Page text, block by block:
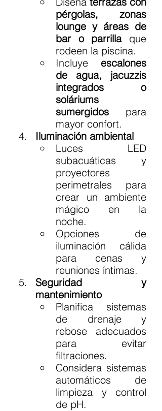
pérgolas, zonas
lounge y áreas de
bar o parrilla que
rodeen la piscina.
Incluye escalones
de agua, jacuzzis
integrados o
soláriums
sumergidos para
mayor confort.
Iluminación ambiental
Luces LED
subacuáticas y
proyectores
perimetrales para
crear un ambiente
mágico en la
noche.
Opciones de
iluminación cálida
para cenas y
reuniones íntimas.
Seguridad y
mantenimiento
Planifica sistemas
de drenaje y
rebose adecuados
para evitar
filtraciones.
Considera sistemas
automáticos de
limpieza y control
de pH.